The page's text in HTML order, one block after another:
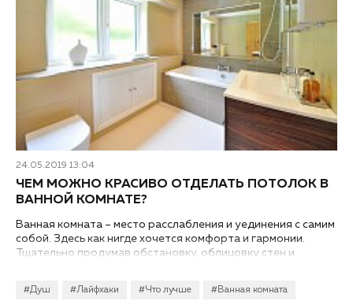
24.05.2019 13:04
#Душ #Лайфхаки #Что лучше #Ванная комната
ЧЕМ МОЖНО КРАСИВО ОТДЕЛАТЬ ПОТОЛОК В
ВАННОЙ КОМНАТЕ?
Ванная комната – место расслабления и уединения с самим
собой. Здесь как нигде хочется комфорта и гармонии.
Тщательно продумав обстановку, облицовку стен и
потолок в ванной комнате?